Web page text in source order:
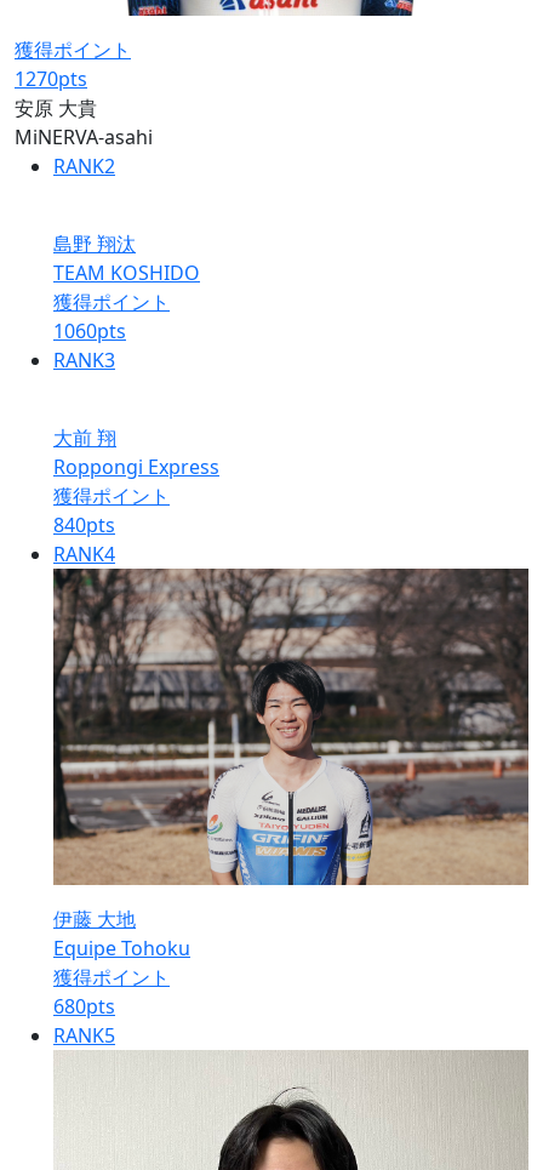
獲得ポイント
1270pts
安原 大貴
MiNERVA-asahi
RANK2
島野 翔汰
TEAM KOSHIDO
獲得ポイント
1060pts
RANK3
大前 翔
Roppongi Express
獲得ポイント
840pts
RANK4
伊藤 大地
Equipe Tohoku
獲得ポイント
680pts
RANK5